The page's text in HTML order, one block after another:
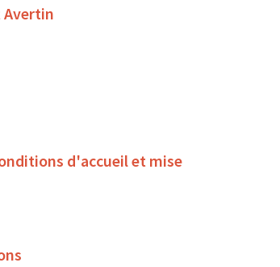
Avertin
d'accueil et mise